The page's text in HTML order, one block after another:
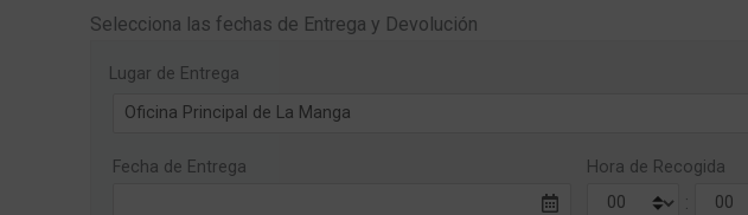
Selecciona las fechas de Entrega y Devolución
Lugar de Entrega
Fecha de Entrega Hora de Recogida
: